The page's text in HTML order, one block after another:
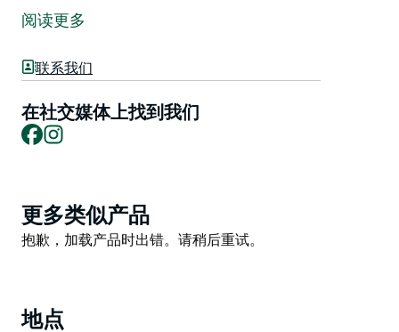
应优质 Campos 咖啡、便餐和甜点。这里提供堂食、外
卖、餐饮和电话订餐服务，是享受绝佳咖啡体验的理想场
所。Espresso House 每周七天营业，是特莫拉咖啡爱好
者的必去之地。
阅读更多
联系我们
在社交媒体上找到我们
Facebook
Product
List
更多类似产品
Product
抱歉，加载产品时出错。请稍后重试。
地点